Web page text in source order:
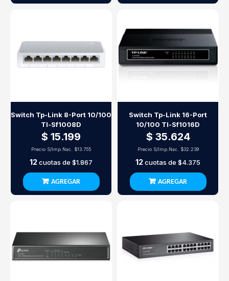
Switch Tp-Link 8-Port 10/100
Tl-Sf1008D
$ 15.199
Precio S/Imp.Nac. $13.755
12cuotas de $1.867
AGREGAR
Switch Tp-Link 16-Port
10/100 Tl-Sf1016D
$ 35.624
Precio S/Imp.Nac. $32.239
12cuotas de $4.375
AGREGAR